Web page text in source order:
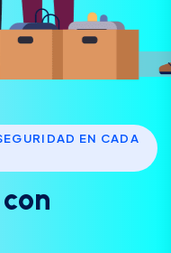
EN CADA
con